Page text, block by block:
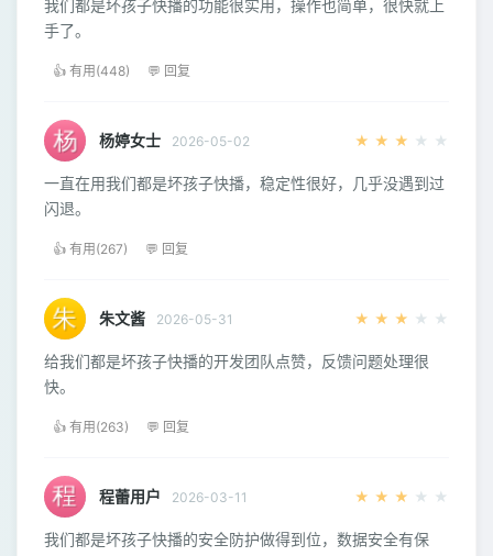
我们都是坏孩子快播的功能很实用，操作也简单，很快就上
手了。
👍 有用(448) 💬 回复
杨婷女士 2026-05-02 ★ ★ ★ ★ ★
一直在用我们都是坏孩子快播，稳定性很好，几乎没遇到过
闪退。
👍 有用(267) 💬 回复
朱文酱 2026-05-31 ★ ★ ★ ★ ★
给我们都是坏孩子快播的开发团队点赞，反馈问题处理很
快。
👍 有用(263) 💬 回复
程蕾用户 2026-03-11 ★ ★ ★ ★ ★
我们都是坏孩子快播的安全防护做得到位，数据安全有保